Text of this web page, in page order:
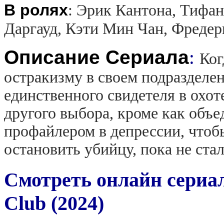
В ролях: Эрик Кантона,
Даргауд, Кэти Мин Чан,
Описание Сериала:
остракизму в своем
единственного свидетеля в
другого выбора, кроме как
профайлером в депрессии,
остановить убийцу, пока не
Смотреть онлайн
Club (2024)